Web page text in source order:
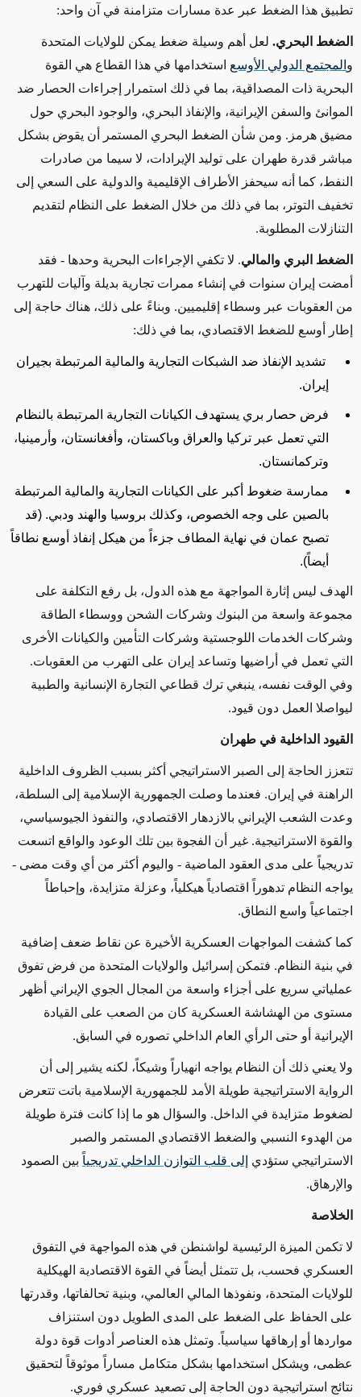
تطبيق هذا الضغط عبر عدة مسارات متزامنة في آن واحد:
الضغط البحري. لعل أهم وسيلة ضغط يمكن للولايات المتحدة
و المجتمع الدولي الأوسع استخدامها في هذا القطاع هي القوة
البحرية ذات المصداقية، بما في ذلك استمرار إجراءات الحصار ضد
الموانئ والسفن الإيرانية، والإنفاذ البحري، والوجود البحري حول
مضيق هرمز. ومن شأن الضغط البحري المستمر أن يقوض بشكل
مباشر قدرة طهران على توليد الإيرادات، لا سيما من صادرات
النفط، كما أنه سيحفز الأطراف الإقليمية والدولية على السعي إلى
تخفيف التوتر، بما في ذلك من خلال الضغط على النظام لتقديم
التنازلات المطلوبة.
الضغط البري والمالي. لا تكفي الإجراءات البحرية وحدها - فقد
أمضت إيران سنوات في إنشاء ممرات تجارية بديلة وآليات للتهرب
من العقوبات عبر وسطاء إقليميين. وبناءً على ذلك، هناك حاجة إلى
إطار أوسع للضغط الاقتصادي، بما في ذلك:
تشديد الإنفاذ ضد الشبكات التجارية والمالية المرتبطة بجيران
إيران.
فرض حصار بري يستهدف الكيانات التجارية المرتبطة بالنظام
التي تعمل عبر تركيا والعراق وباكستان، وأفغانستان، وأرمينيا،
وتركمانستان.
ممارسة ضغوط أكبر على الكيانات التجارية والمالية المرتبطة
بالصين على وجه الخصوص، وكذلك بروسيا والهند ودبي. (قد
تصبح عمان في نهاية المطاف جزءاً من هيكل إنفاذ أوسع نطاقاً
أيضاً).
الهدف ليس إثارة المواجهة مع هذه الدول، بل رفع التكلفة على
مجموعة واسعة من البنوك وشركات الشحن ووسطاء الطاقة
وشركات الخدمات اللوجستية وشركات التأمين والكيانات الأخرى
التي تعمل في أراضيها وتساعد إيران على التهرب من العقوبات.
وفي الوقت نفسه، ينبغي ترك قطاعي التجارة الإنسانية والطبية
ليواصلا العمل دون قيود.
القيود الداخلية في طهران
تتعزز الحاجة إلى الصبر الاستراتيجي أكثر بسبب الظروف الداخلية
الراهنة في إيران. فعندما وصلت الجمهورية الإسلامية إلى السلطة،
وعدت الشعب الإيراني بالازدهار الاقتصادي، والنفوذ الجيوسياسي،
والقوة الاستراتيجية. غير أن الفجوة بين تلك الوعود والواقع اتسعت
تدريجياً على مدى العقود الماضية - واليوم أكثر من أي وقت مضى -
يواجه النظام تدهوراً اقتصادياً هيكلياً، وعزلة متزايدة، وإحباطاً
اجتماعياً واسع النطاق.
كما كشفت المواجهات العسكرية الأخيرة عن نقاط ضعف إضافية
في بنية النظام. فتمكن إسرائيل والولايات المتحدة من فرض تفوق
عملياتي سريع على أجزاء واسعة من المجال الجوي الإيراني أظهر
مستوى من الهشاشة العسكرية كان من الصعب على القيادة
الإيرانية أو حتى الرأي العام الداخلي تصوره في السابق.
ولا يعني ذلك أن النظام يواجه انهياراً وشيكاً، لكنه يشير إلى أن
الرواية الاستراتيجية طويلة الأمد للجمهورية الإسلامية باتت تتعرض
لضغوط متزايدة في الداخل. والسؤال هو ما إذا كانت فترة طويلة
من الهدوء النسبي والضغط الاقتصادي المستمر والصبر
الاستراتيجي ستؤدي إلى قلب التوازن الداخلي تدريجياً بين الصمود
والإرهاق.
الخلاصة
لا تكمن الميزة الرئيسية لواشنطن في هذه المواجهة في التفوق
العسكري فحسب، بل تتمثل أيضاً في القوة الاقتصادية الهيكلية
للولايات المتحدة، ونفوذها المالي العالمي، وبنية تحالفاتها، وقدرتها
على الحفاظ على الضغط على المدى الطويل دون استنزاف
مواردها أو إرهاقها سياسياً. وتمثل هذه العناصر أدوات قوة دولة
عظمى، ويشكل استخدامها بشكل متكامل مساراً موثوقاً لتحقيق
نتائج استراتيجية دون الحاجة إلى تصعيد عسكري فوري.